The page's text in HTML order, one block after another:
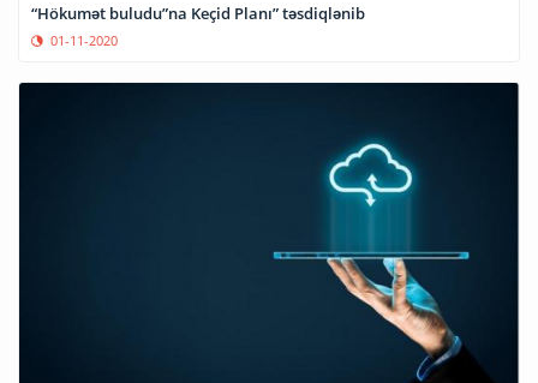
“Hökumət buludu”na Keçid Planı” təsdiqlənib
01-11-2020